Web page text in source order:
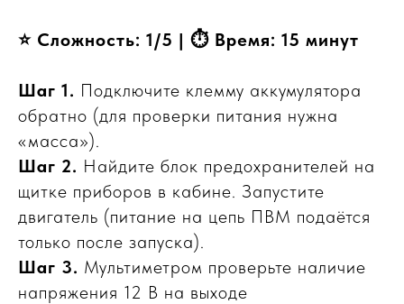
⭐ Сложность: 1/5 | ⏱ Время: 15 минут
Шаг 1. Подключите клемму аккумулятора
обратно (для проверки питания нужна
«масса»).
Шаг 2. Найдите блок предохранителей на
щитке приборов в кабине. Запустите
двигатель (питание на цепь ПВМ подаётся
только после запуска).
Шаг 3. Мультиметром проверьте наличие
напряжения 12 В на выходе